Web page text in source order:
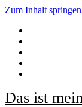
Zum Inhalt springen
Das ist